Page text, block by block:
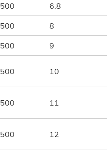
500 6.8
500 8
500 9
500 10
500 11
500 12